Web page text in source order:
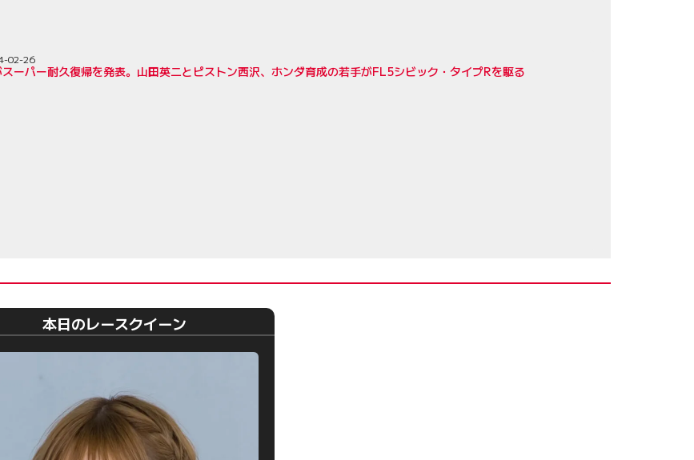
ーパー耐久復帰を発表。山田英二とピストン西沢、ホンダ育成の若手がFL5シビック・タイプRを駆る
02-26
本日のレースクイーン